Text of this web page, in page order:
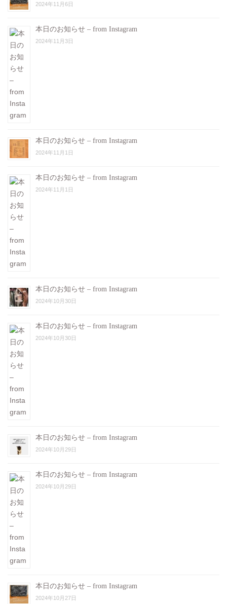
2024年11月6日
本日のお知らせ – from Instagram
2024年11月3日
本日のお知らせ – from Instagram
2024年11月1日
本日のお知らせ – from Instagram
2024年11月1日
本日のお知らせ – from Instagram
2024年10月30日
本日のお知らせ – from Instagram
2024年10月30日
本日のお知らせ – from Instagram
2024年10月29日
本日のお知らせ – from Instagram
2024年10月29日
本日のお知らせ – from Instagram
2024年10月27日